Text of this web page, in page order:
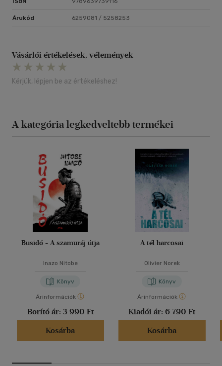
Árukód 6259081 / 5258253
Vásárlói értékelések, vélemények
Kérjük, lépjen be az értékeléshez!
A kategória legkedveltebb termékei
Busidó - A szamuráj útja
Inazo Nitobe
Könyv
Árinformációk
Borító ár: 3 990 Ft
Kosárba
A tél harcosai
Olivier Norek
Könyv
Árinformációk
Kiadói ár: 6 790 Ft
Kosárba